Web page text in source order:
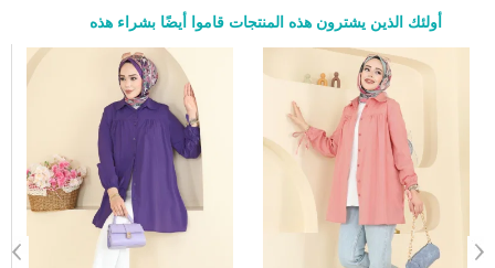
أولئك الذين يشترون هذه المنتجات قاموا أيضًا بشراء هذه
a>